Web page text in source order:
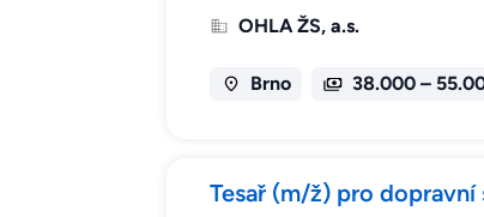
OHLA ŽS, a.s.
Brno 38.000 –
Tesař (m/ž) pro